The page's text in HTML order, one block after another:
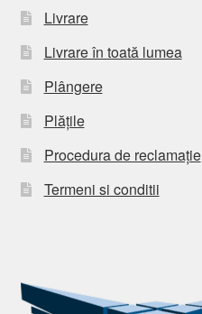
Livrare
Livrare în toată lumea
Plângere
Plățile
Procedura de reclamație
Termeni si conditii